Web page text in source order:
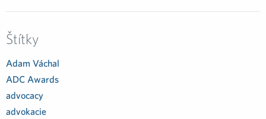
Štítky
Adam Váchal
ADC Awards
advocacy
advokacie